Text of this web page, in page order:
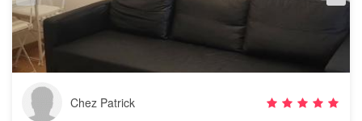
Chez Patrick